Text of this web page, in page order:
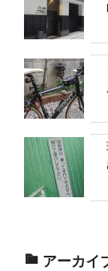
アーカイ